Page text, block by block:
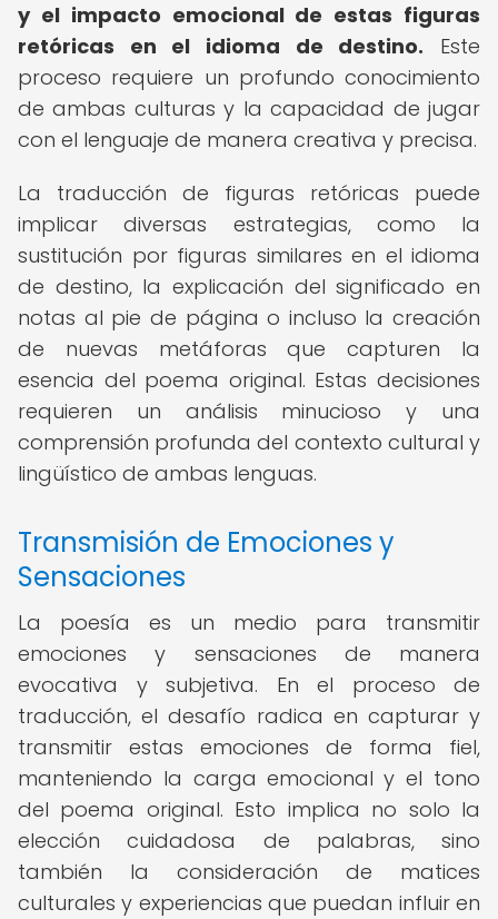
y el impacto emocional de estas figuras
retóricas en el idioma de destino. Este
proceso requiere un profundo conocimiento
de ambas culturas y la capacidad de jugar
con el lenguaje de manera creativa y precisa.
La traducción de figuras retóricas puede
implicar diversas estrategias, como la
sustitución por figuras similares en el idioma
de destino, la explicación del significado en
notas al pie de página o incluso la creación
de nuevas metáforas que capturen la
esencia del poema original. Estas decisiones
requieren un análisis minucioso y una
comprensión profunda del contexto cultural y
lingüístico de ambas lenguas.
Transmisión de Emociones y
Sensaciones
La poesía es un medio para transmitir
emociones y sensaciones de manera
evocativa y subjetiva. En el proceso de
traducción, el desafío radica en capturar y
transmitir estas emociones de forma fiel,
manteniendo la carga emocional y el tono
del poema original. Esto implica no solo la
elección cuidadosa de palabras, sino
también la consideración de matices
culturales y experiencias que puedan influir en